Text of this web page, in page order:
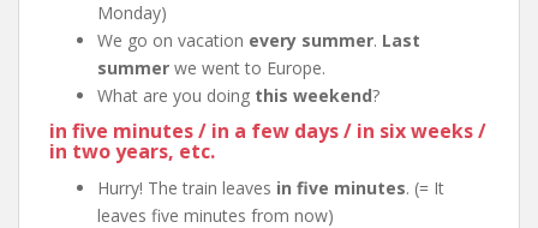
Monday)
We go on vacation every summer. Last
summer we went to Europe.
What are you doing this weekend?
in five minutes/ in a few days/ in six weeks/
in two years, etc.
Hurry! The train leaves in five minutes. (= It
leaves five minutes from now)